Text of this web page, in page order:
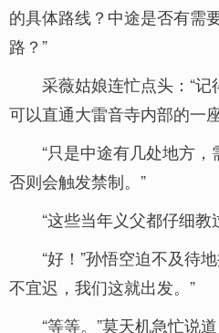
的具体路线？中途是否有需
路？”
采薇姑娘连忙点头：“记
可以直通大雷音寺内部的一
“只是中途有几处地方，
否则会触发禁制。”
“这些当年义父都仔细教
“好！”孙悟空迫不及待
不宜迟，我们这就出发。”
“等等。”莫天机急忙说